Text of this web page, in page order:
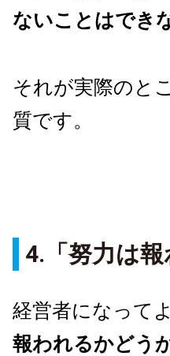
ないことはでき
それが実際のと
質です。
4.「努力は
経営者になって
報われるかどう